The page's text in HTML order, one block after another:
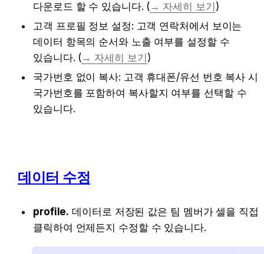
다운로드 할 수 있습니다. ( → 자세히 보기 )
고객 프로필 정보 설정: 고객 연락처에서 보이는
데이터 항목의 순서와 노출 여부를 설정할 수
있습니다. ( → 자세히 보기 )
국가번호 없이 복사: 고객 휴대폰/유선 번호 복사 시
국가번호를 포함하여 복사할지 여부를 선택할 수
있습니다.
데이터 수정
profile. 데이터로 저장된 값은 팀 멤버가 셀을 직접
클릭하여 언제든지 수정할 수 있습니다.